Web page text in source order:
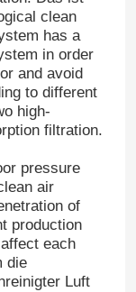
clean
has a
in order
and avoid
to different
high-
filtration.
pressure
air
of
production
each
die
Luft